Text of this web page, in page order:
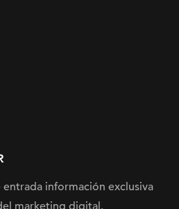
entrada información exclusiva
marketing digital.